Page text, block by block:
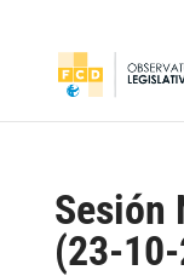
Sesión
(23-